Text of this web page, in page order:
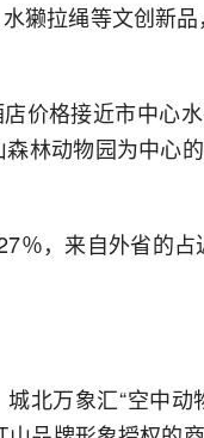
獭拉绳等文创新品
价格接近市中心
林动物园为中心
％，来自外省的占
北万象汇“空中动